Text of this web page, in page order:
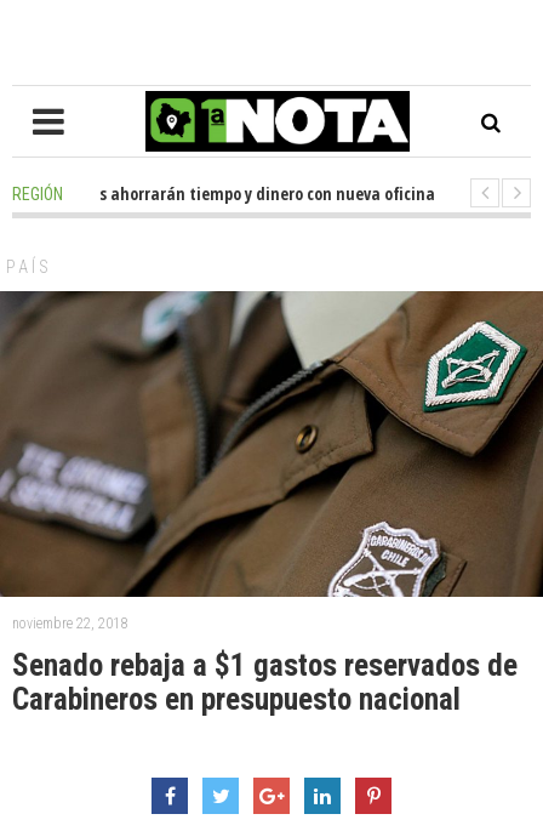
REGIÓN
usuarios ahorrarán tiempo y dinero con nueva oficina de licencias de
PAÍS
noviembre 22, 2018
Senado rebaja a $1 gastos reservados de
Carabineros en presupuesto nacional